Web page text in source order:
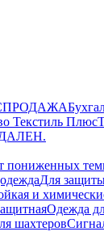
Текстиль Плюс
пониженных
Для
и
Одежда
шахтеров